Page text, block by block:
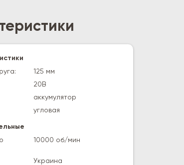
125 мм
20В
аккумулятор
угловая
10000 об/мин
Украина